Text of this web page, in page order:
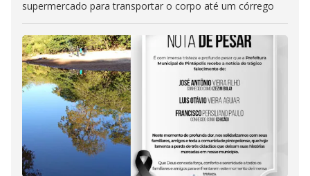
supermercado para transportar o corpo até um córrego